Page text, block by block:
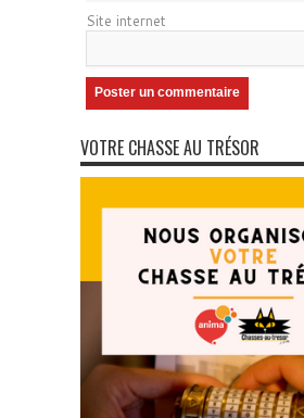
Site internet
VOTRE CHASSE AU TRÉSOR